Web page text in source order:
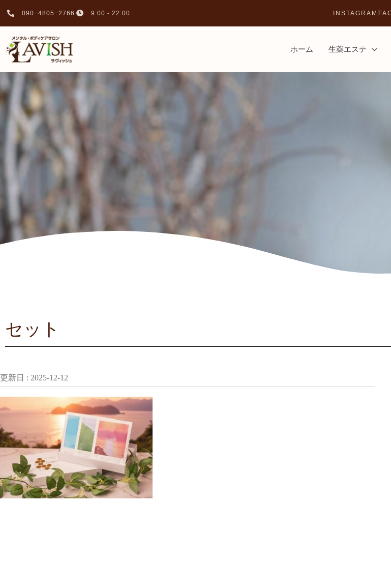
090−4805−2766 9:00 - 22:00 INSTAGRAM
ホーム 生薬エステ
セット
更新日 : 2025-12-12